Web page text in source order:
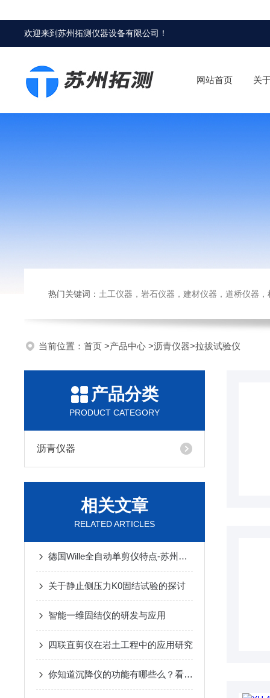
欢迎来到苏州拓测仪器设备有限公司 ！
网站首页 关
热门关键词： 土工仪器，岩石仪器，建材仪器，道桥仪器，检测
当前位置： 首页 >产品中心 >沥青仪器>拉拔试验仪
产品分类
PRODUCT CATEGORY
沥青仪器
相关文章
RELATED ARTICLES
德国Wille全自动单剪仪特点-苏州拓测仪器设备有限公司
关于静止侧压力K0固结试验的探讨
智能一维固结仪的研发与应用
四联直剪仪在岩土工程中的应用研究
你知道沉降仪的功能有哪些么？看看本篇